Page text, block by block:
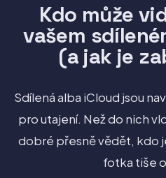
Kdo může
vašem
(a jak je
Sdílená alba iCloud jsou
pro utajení. Než do nich
dobré přesně vědět, kdo
fotka tiše